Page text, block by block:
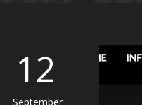
12
September